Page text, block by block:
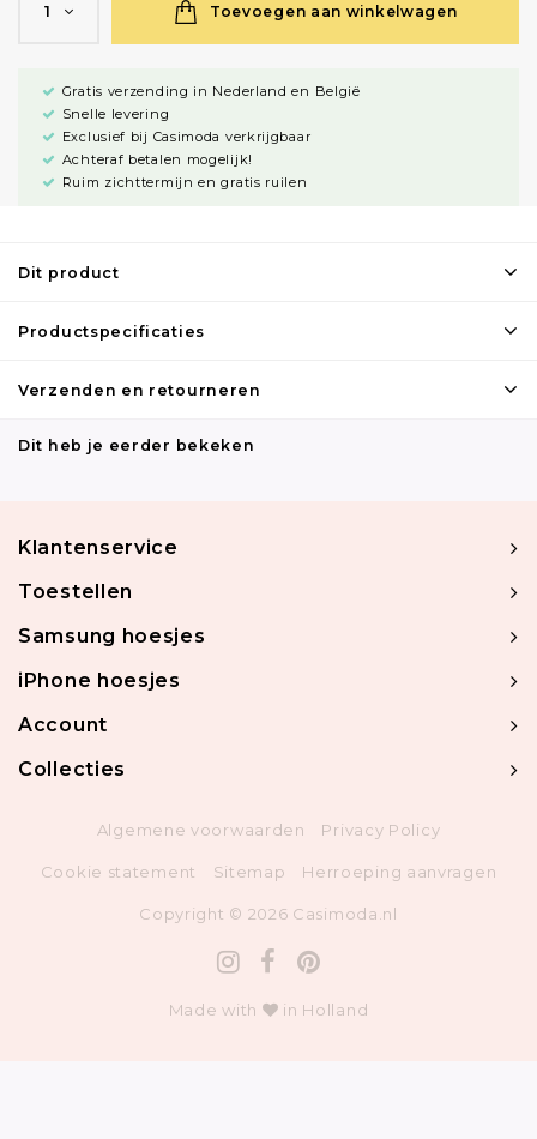
1 Toevoegen aan winkelwagen
Gratis verzending in Nederland en België
Snelle levering
Exclusief bij Casimoda verkrijgbaar
Achteraf betalen mogelijk!
Ruim zichttermijn en gratis ruilen
Dit product
Productspecificaties
Verzenden en retourneren
Dit heb je eerder bekeken
Klantenservice
Toestellen
Samsung hoesjes
iPhone hoesjes
Account
Collecties
Algemene voorwaarden Privacy Policy
Cookie statement Sitemap Herroeping aanvragen
Copyright © 2026 Casimoda.nl
Made with in Holland